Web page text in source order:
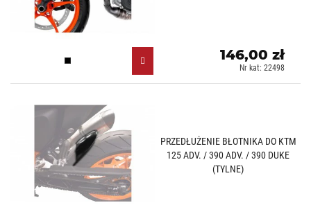
Czarny (N)
146,00 zł
Nr kat: 22498
PRZEDŁUŻENIE BŁOTNIKA DO KTM
125 ADV. / 390 ADV. / 390 DUKE
(TYLNE)